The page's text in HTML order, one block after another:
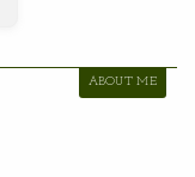
ABOUT ME